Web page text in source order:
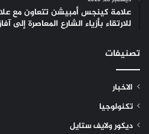
علامة كينجس أمبيشن تتعاون مع
للارتقاء بأزياء الشارع المعاصرة إلى
تصنيفات
الاخبار
تكنولوجيا
ديكور ولايف ستايل